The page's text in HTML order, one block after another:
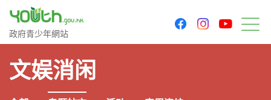
政府青少年网站
政府青少年網站
facebookinstagram
文娱消闲